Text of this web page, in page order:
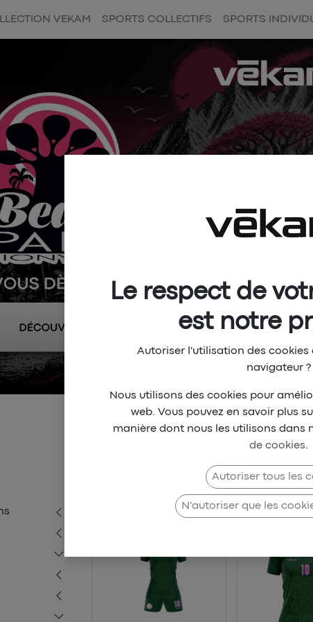
VEKAM SPORTS COLLECTIFS SPORTS
Retrouvez notre collection
Le respect de
est notre
Autoriser l'utilisation des cookies
navigateur ?
Nous utilisons des cookies pour
web. Vous pouvez en savoir plus
manière dont nous les utilisons dans
de cookies
Autoriser tous les
N'autoriser que les